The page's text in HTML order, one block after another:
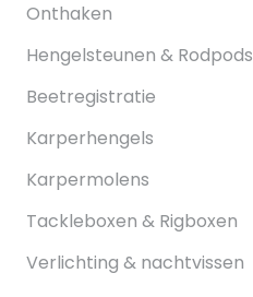
Onthaken
Hengelsteunen & Rodpods
Beetregistratie
Karperhengels
Karpermolens
Tackleboxen & Rigboxen
Verlichting & nachtvissen